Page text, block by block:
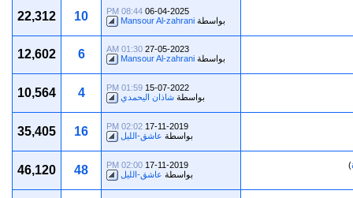
06-04-2025
08:44 PM
بواسطة Mansour Al-zahrani
10
22,312
27-05-2023
01:30 AM
بواسطة Mansour Al-zahrani
6
12,602
15-07-2022
01:59 PM
بواسطة شاذان اليحمدي 4
10,564
17-11-2019
02:02 PM
بواسطة عاشق-الليل 16
35,405
)
17-11-2019
02:00 PM
بواسطة عاشق-الليل 48
46,120